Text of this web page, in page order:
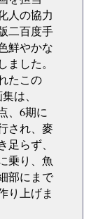
人の協力
二百度手
鮮やかな
ました。
たこの
は、
、6期に
され、麥
足らず、
乗り、魚
部にまで
り上げま